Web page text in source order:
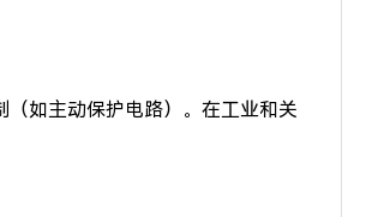
如主动保护电路）。在工业和关